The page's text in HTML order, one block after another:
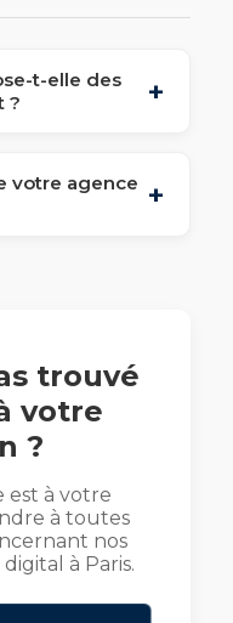
t-elle des
?
votre agence
trouvé
votre
?
est à votre
à toutes
nos
à Paris.